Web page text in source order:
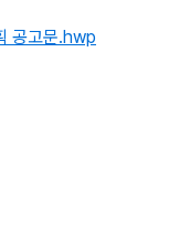
공고문.hwp